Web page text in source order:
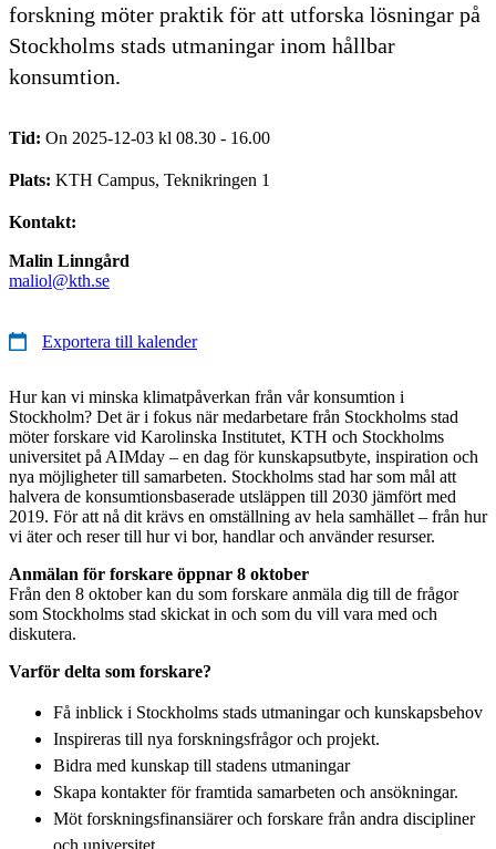
forskning möter praktik för att utforska lösningar på
Stockholms stads utmaningar inom hållbar
konsumtion.
Tid: On 2025-12-03 kl 08.30 - 16.00
Plats: KTH Campus, Teknikringen 1
Kontakt:
Malin Linngård
maliol@kth.se
Exportera till kalender
Hur kan vi minska klimatpåverkan från vår konsumtion i
Stockholm? Det är i fokus när medarbetare från Stockholms stad
möter forskare vid Karolinska Institutet, KTH och Stockholms
universitet på AIMday – en dag för kunskapsutbyte, inspiration och
nya möjligheter till samarbeten. Stockholms stad har som mål att
halvera de konsumtionsbaserade utsläppen till 2030 jämfört med
2019. För att nå dit krävs en omställning av hela samhället – från hur
vi äter och reser till hur vi bor, handlar och använder resurser.
Anmälan för forskare öppnar 8 oktober
Från den 8 oktober kan du som forskare anmäla dig till de frågor
som Stockholms stad skickat in och som du vill vara med och
diskutera.
Varför delta som forskare?
Få inblick i Stockholms stads utmaningar och kunskapsbehov
Inspireras till nya forskningsfrågor och projekt.
Bidra med kunskap till stadens utmaningar
Skapa kontakter för framtida samarbeten och ansökningar.
Möt forskningsfinansiärer och forskare från andra discipliner
och universitet.